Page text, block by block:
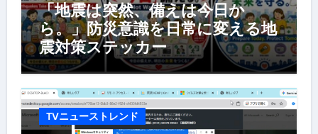
「地震は突然、備えは今日か
ら。」防災意識を日常に変える地
震対策ステッカー
TVニューストレンド